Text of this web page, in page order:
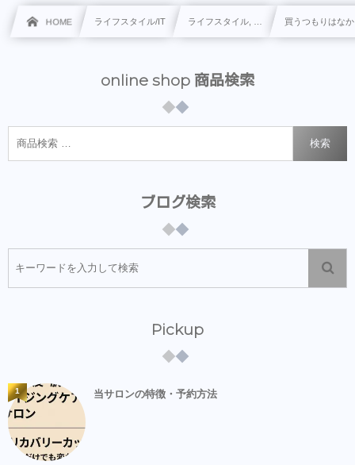
HOME ライフスタイル/IT ライフスタイル, … 買うつもりはな
online shop 商品検索
検索
ブログ検索
Pickup
当サロンの特徴・予約方法
1